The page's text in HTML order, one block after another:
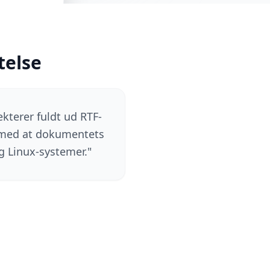
fuldt ud RTF-
at dokumentets
Linux-systemer."